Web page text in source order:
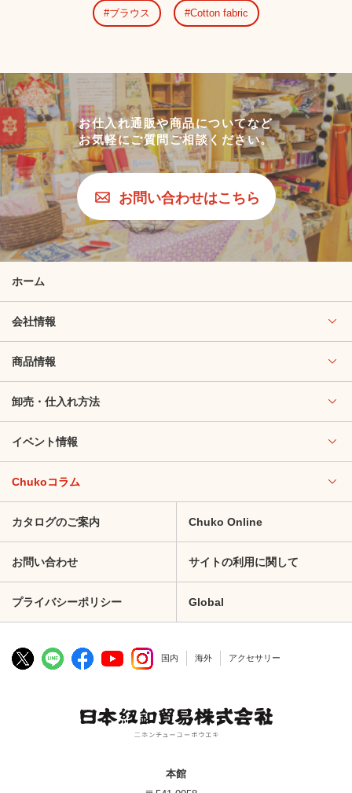
ブラウス Cotton fabric
お仕入れ通販や商品についてなど
お気軽にご質問ご相談ください。
お問い合わせはこちら
ホーム
会社情報
商品情報
卸売・仕入れ方法
イベント情報
Chukoコラム
カタログのご案内 Chuko Online
お問い合わせ サイトの利用に関して
プライバシーポリシー Global
国内 海外 アクセサリー
本館